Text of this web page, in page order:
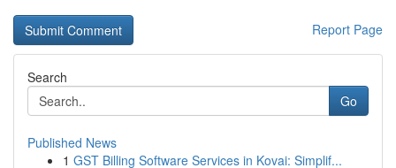
Report Page
Search
Go
Published News
1 GST Billing Software Services in Kovai: Simplif...